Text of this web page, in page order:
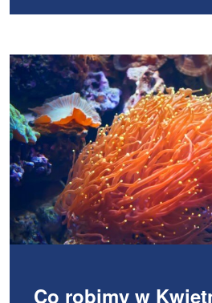
Co robimy w